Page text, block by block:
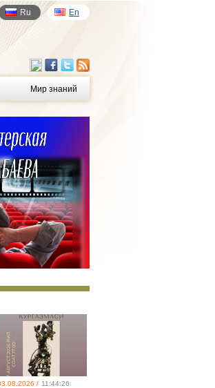
Ru En
Мир знаний
/ 11:44:26